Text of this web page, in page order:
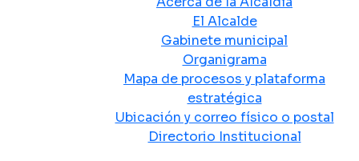
El Alcalde
Gabinete municipal
Organigrama
Mapa de procesos y plataforma
estratégica
Ubicación y correo físico o postal
Directorio Institucional